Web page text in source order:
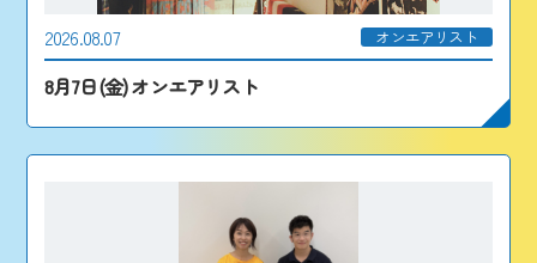
2026.08.07 オンエアリスト
8月7日(金) オンエアリスト